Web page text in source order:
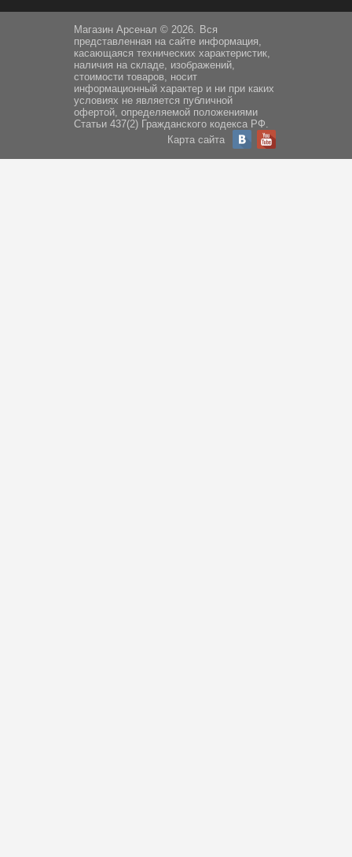
Магазин Арсенал © 2026. Вся
представленная на сайте информация,
касающаяся технических характеристик,
наличия на складе, изображений,
стоимости товаров, носит
информационный характер и ни при каких
условиях не является публичной
офертой, определяемой положениями
Статьи 437(2) Гражданского кодекса РФ.
Карта сайта